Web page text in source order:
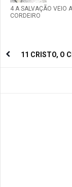
4 A SALVAÇÃO VEIO
CORDEIRO
11 CRISTO, O